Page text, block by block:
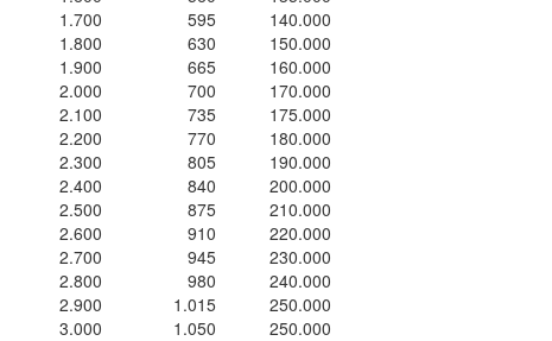
1.700
595
140.000
1.800
630
150.000
1.900
665
160.000
2.000
700
170.000
2.100
735
175.000
2.200
770
180.000
2.300
805
190.000
2.400
840
200.000
2.500
875
210.000
2.600
910
220.000
2.700
945
230.000
2.800
980
240.000
2.900
1.015
250.000
3.000
1.050 250.000